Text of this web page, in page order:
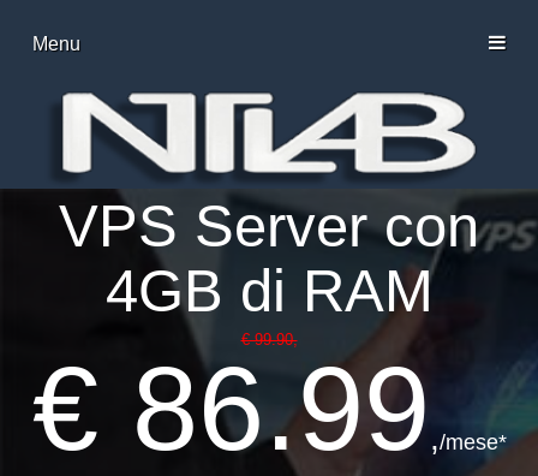
Menu
VPS Server con
4GB di RAM
€ 99.90,
€ 86.99,/mese*